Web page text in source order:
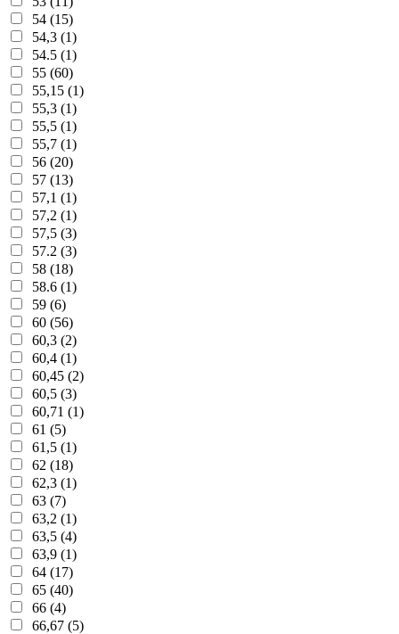
54 (15)
54,3 (1)
54.5 (1)
55 (60)
55,15 (1)
55,3 (1)
55,5 (1)
55,7 (1)
56 (20)
57 (13)
57,1 (1)
57,2 (1)
57,5 (3)
57.2 (3)
58 (18)
58.6 (1)
59 (6)
60 (56)
60,3 (2)
60,4 (1)
60,45 (2)
60,5 (3)
60,71 (1)
61 (5)
61,5 (1)
62 (18)
62,3 (1)
63 (7)
63,2 (1)
63,5 (4)
63,9 (1)
64 (17)
65 (40)
66 (4)
66,67 (5)